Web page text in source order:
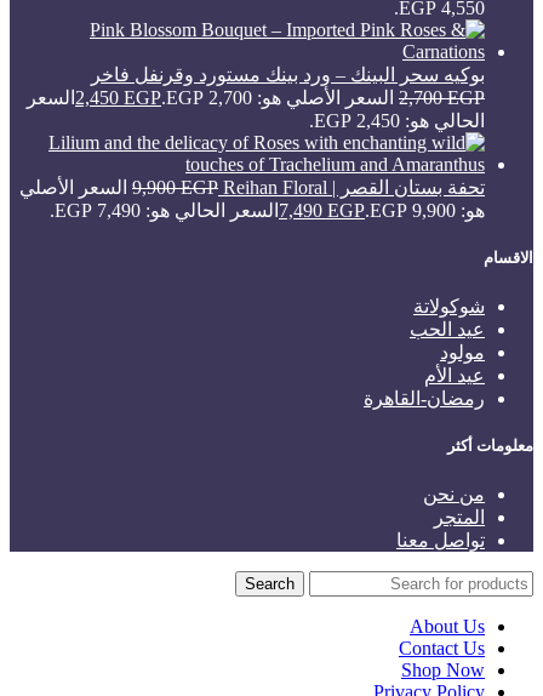
4,550 EGP.
بوكيه سحر البينك – ورد بينك مستورد وقرنفل فاخر
2,700EGP السعر الأصلي هو: 2,700 EGP. 2,450 EGP
السعر
الحالي هو: 2,450 EGP.
تحفة بستان القصر | Reihan Floral 9,900EGP
السعر الأصلي
هو: 9,900 EGP.
7,490 EGP السعر الحالي هو: 7,490 EGP.
الاقسام
شوكولاتة
عيد الحب
مولود
عيد الأم
رمضان-القاهرة
معلومات أكثر
من نحن
المتجر
تواصل معنا
Search
About Us
Contact Us
Shop Now